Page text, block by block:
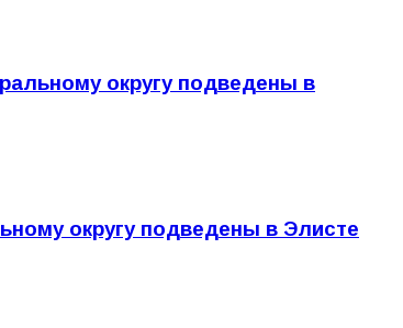
округу подведены в
округу подведены в Элисте